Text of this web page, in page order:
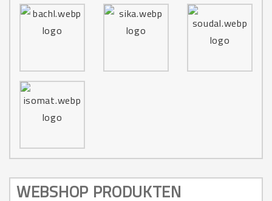
WEBSHOP PRODUKTEN